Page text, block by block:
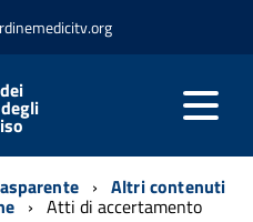
Altri contenuti
Atti di accertamento